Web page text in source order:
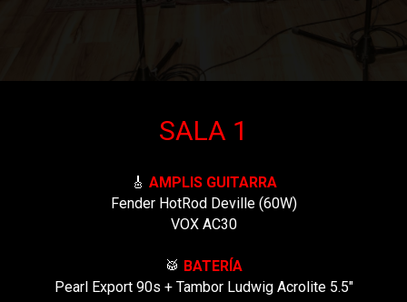
SALA 1
🎸 AMPLIS GUITARRA
Fender HotRod Deville (60W)
VOX AC30
🥁 BATERÍA
Pearl Export 90s + Tambor Ludwig Acrolite 5.5"